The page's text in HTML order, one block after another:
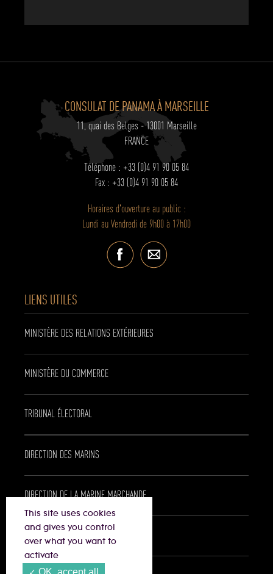
CONSULAT DE PANAMA À MARSEILLE
11, quai des Belges - 13001 Marseille
FRANCE
Téléphone : +33 (0)4 91 90 05 84
Fax : +33 (0)4 91 90 05 84
Horaires d'ouverture au public :
Lundi au Vendredi de 9h00 à 17h00
LIENS UTILES
MINISTÈRE DES RELATIONS EXTÉRIEURES
MINISTÈRE DU COMMERCE
TRIBUNAL ÉLECTORAL
DIRECTION DES MARINS
DIRECTION DE LA MARINE MARCHANDE
AMBASSADE DU PANAMA À PARIS
This site uses cookies
and gives you control
over what you want to
activate
OK, accept all